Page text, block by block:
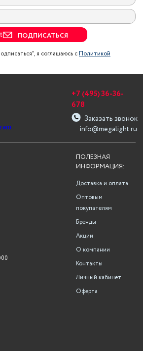
ПОДПИСАТЬСЯ
я соглашаюсь сПолитикой
info@megalight.ru
+7 (495) 36-36-
678
Заказать звонок
ПОЛЕЗНАЯ
ИНФОРМАЦИЯ:
Доставка и оплата
Оптовым
покупателям
Бренды
Акции
О компании
Контакты
Личный кабинет
Оферта